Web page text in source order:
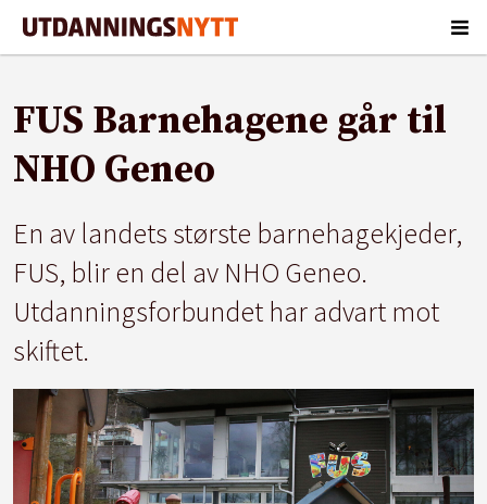
FUS Barnehagene går til
NHO Geneo
En av landets største barnehagekjeder,
FUS, blir en del av NHO Geneo.
Utdanningsforbundet har advart mot
skiftet.